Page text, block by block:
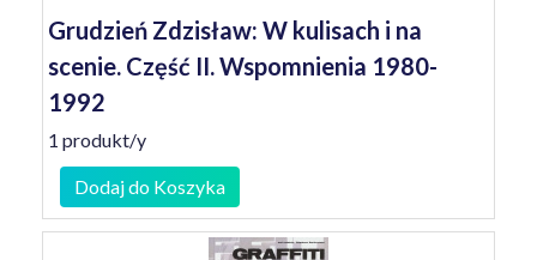
Grudzień Zdzisław: W kulisach i na
scenie. Część II. Wspomnienia 1980-
1992
1 produkt/y
Dodaj do Koszyka